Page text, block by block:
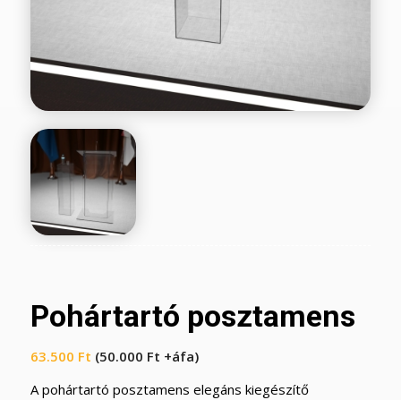
Pohártartó posztamens
63.500 Ft (50.000 Ft +áfa)
A pohártartó posztamens elegáns kiegészítő